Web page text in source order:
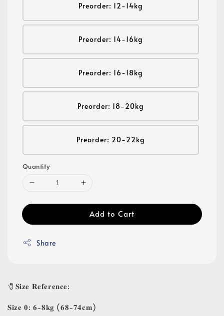
Preorder: 12-14kg
Preorder: 14-16kg
Preorder: 16-18kg
Preorder: 18-20kg
Preorder: 20-22kg
Quantity
Add to Cart
Share
🧷𝐒𝐢𝐳𝐞 𝐑𝐞𝐟𝐞𝐫𝐞𝐧𝐜𝐞:
𝐒𝐢𝐳𝐞 𝟎: 𝟔-𝟖𝐤𝐠 (𝟔𝟖-𝟕𝟒𝐜𝐦)